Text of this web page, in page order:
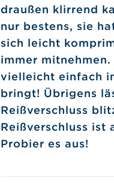
draußen klirrend
nur bestens, sie
sich leicht
immer
vielleicht einfach
bringt! Übrigens
Reißverschluss
Reißverschluss ist
Probier es aus!